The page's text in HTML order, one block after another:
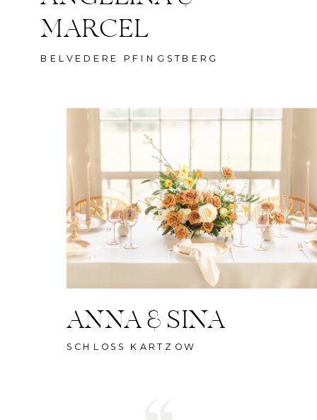
MARCEL
BELVEDERE PFINGSTBERG
ANNA & SINA
SCHLOSS KARTZOW